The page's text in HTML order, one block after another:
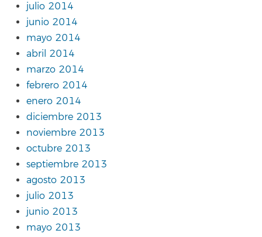
julio 2014
junio 2014
mayo 2014
abril 2014
marzo 2014
febrero 2014
enero 2014
diciembre 2013
noviembre 2013
octubre 2013
septiembre 2013
agosto 2013
julio 2013
junio 2013
mayo 2013